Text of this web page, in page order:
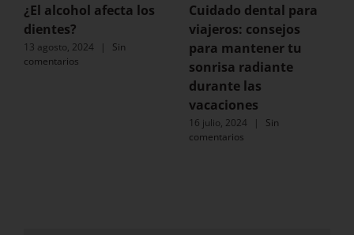
¿El alcohol afecta los
dientes?
13 agosto, 2024 |
Sin
comentarios
Cuidado dental para
viajeros: consejos
para mantener tu
sonrisa radiante
durante las
vacaciones
16 julio, 2024 |
Sin
comentarios